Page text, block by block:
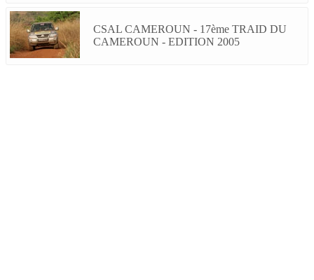
CSAL CAMEROUN - 17ème TRAID DU
CAMEROUN - EDITION 2005